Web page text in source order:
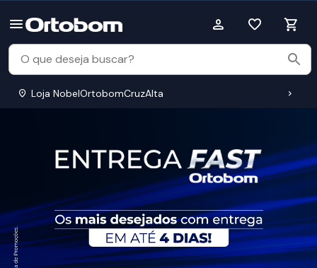
Loja NobelOrtobomCruzAlta